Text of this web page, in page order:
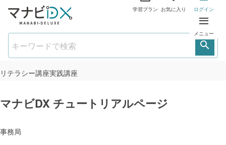
学習プラン お気に入り ログイン
メニュー
リテラシー講座実践講座
マナビDX チュートリアルページ
事務局